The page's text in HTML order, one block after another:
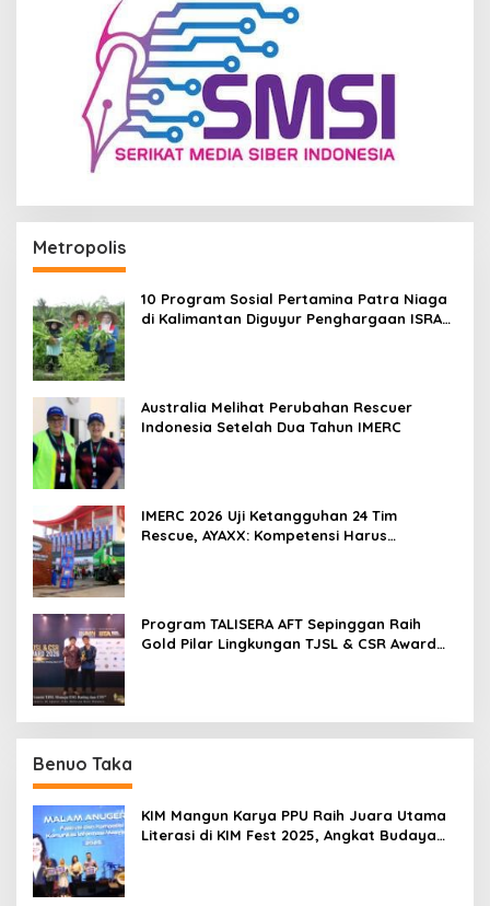
Metropolis
10 Program Sosial Pertamina Patra Niaga
di Kalimantan Diguyur Penghargaan ISRA
Australia Melihat Perubahan Rescuer
Indonesia Setelah Dua Tahun IMERC
IMERC 2026 Uji Ketangguhan 24 Tim
Rescue, AYAXX: Kompetensi Harus
Program TALISERA AFT Sepinggan Raih
Gold Pilar Lingkungan TJSL & CSR Award
Benuo Taka
KIM Mangun Karya PPU Raih Juara Utama
Literasi di KIM Fest 2025, Angkat Budaya